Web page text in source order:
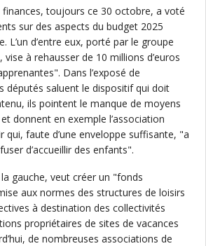
toujours ce 30 octobre, a voté
sur des aspects du budget 2025
L’un d’entre eux, porté par le groupe
vise à rehausser de 10 millions d’euros
Dans l’exposé de
députés saluent le dispositif qui doit
ils pointent le manque de moyens
donnent en exemple l’association
qui, faute d’une enveloppe suffisante, "a
d’accueillir des enfants".
gauche, veut créer un "fonds
aux normes des structures de loisirs
à destination des collectivités
propriétaires de sites de vacances
de nombreuses associations de